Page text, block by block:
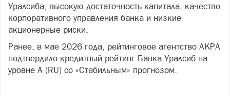
Уралсиба, высокую достаточность капитала, качество
корпоративного управления банка и низкие
акционерные риски.
Ранее, в мае 2026 года, рейтинговое агентство АКРА
подтвердило кредитный рейтинг Банка Уралсиб на
уровне А (RU) со «Стабильным» прогнозом.